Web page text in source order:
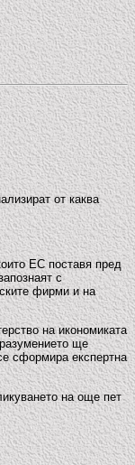
от каква
ЕС поставя пред
с
фирми и на
на икономиката
ще
сформира експертна
на още пет